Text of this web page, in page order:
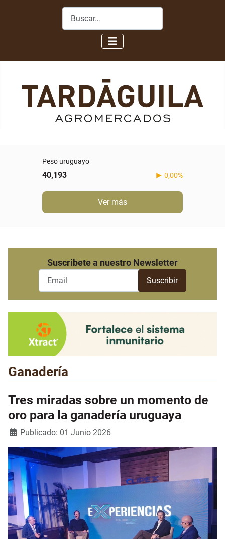
Buscar
Peso uruguayo
40,193 0,00%
Ver más
Suscribete a nuestro Newsletter
Ganadería
Tres miradas sobre un momento de
oro para la ganadería uruguaya
Detalles
Publicado: 01 Junio 2026